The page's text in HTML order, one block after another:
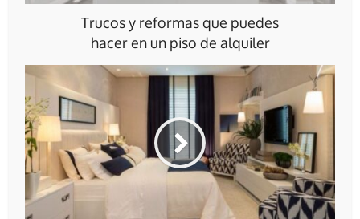
Trucos y reformas que puedes
hacer en un piso de alquiler